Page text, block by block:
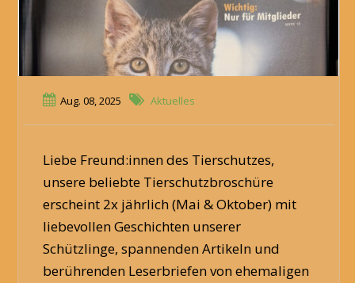
Aug. 08, 2025 Aktuelles
Liebe Freund:innen des Tierschutzes,
unsere beliebte Tierschutzbroschüre
erscheint 2x jährlich (Mai & Oktober) mit
liebevollen Geschichten unserer
Schützlinge, spannenden Artikeln und
berührenden Leserbriefen von ehemaligen